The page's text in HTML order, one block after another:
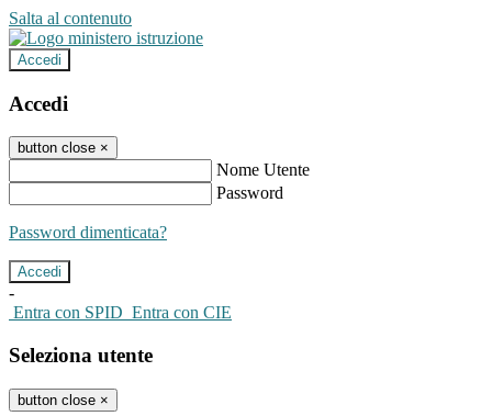
Salta al contenuto
Accedi
Accedi
button close ×
Nome Utente
Password
Password dimenticata?
-
Entra con SPID Entra con CIE
Seleziona utente
button close ×